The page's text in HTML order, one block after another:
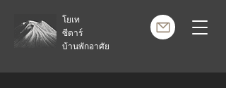
โยเท
ซีดาร์
บ้านพักอาศัย